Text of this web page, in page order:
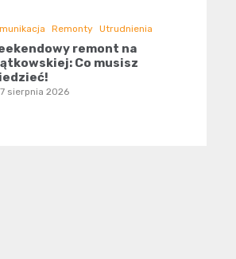
Remonty Utrudnienia
remont na
Co musisz
7 sierpnia 2026